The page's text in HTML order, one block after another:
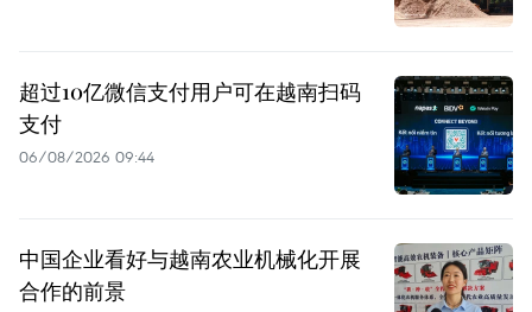
超过10亿微信支付用户可在越南扫码
支付
06/08/2026 09:44
中国企业看好与越南农业机械化开展
合作的前景